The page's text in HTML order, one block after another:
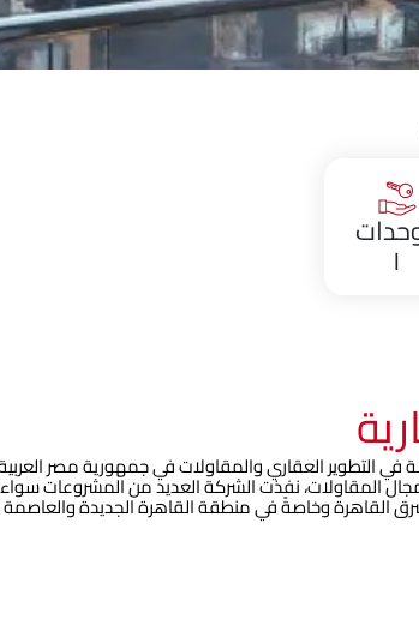
١
المقاولات، نفذت الشركة العديد من المشروعات
القاهرة وخاصةً في منطقة القاهرة الجديدة والعاصمة